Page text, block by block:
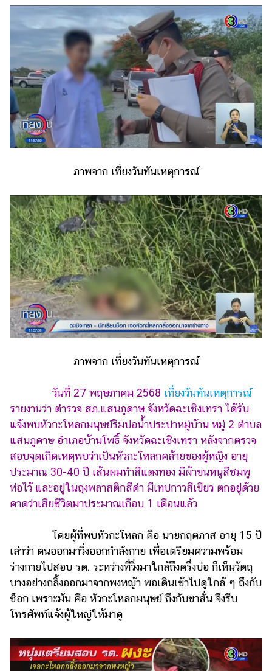
วง
ผู้
หญิง
ผู้ชาย
สุขภาพ
ท่อง
เที่ยว
สูตร
ช้อป
ปิ้ง
รถยนต์
บ้าน
และ
การ
ตกแต่ง
มือ
ราคา
น้ำมัน
วา
ไร
ตี้
และ
เด็ก
สัตว์
เลี้ยง
Infographic
บริการ
ภาพจาก เที่ยงวันทันเหตุการณ์
ภาพจาก เที่ยงวันทันเหตุการณ์
วันที่ 27 พฤษภาคม 2568 เที่ยงวันทันเหตุการณ์
รายงานว่า ตำรวจ สภ.แสนภูดาษ จังหวัดฉะเชิงเทรา ได้รับ
แจ้งพบหัวกะโหลกมนุษย์ริมบ่อน้ำประปาหมู่บ้าน หมู่ 2 ตำบล
แสนภูดาษ อำเภอบ้านโพธิ์ จังหวัดฉะเชิงเทรา หลังจากตรวจ
สอบจุดเกิดเหตุพบว่าเป็นหัวกะโหลกคล้ายของผู้หญิง อายุ
ประมาณ 30-40 ปี เส้นผมทำสีแดงทอง มีผ้าขนหนูสีชมพู
ห่อไว้ และอยู่ในถุงพลาสติกสีดำ มีเทปกาวสีเขียว ตกอยู่ด้วย
คาดว่าเสียชีวิตมาประมาณเกือบ 1 เดือนแล้ว
โดยผู้ที่พบหัวกะโหลก คือ นายกฤตภาส อายุ 15 ปี
เล่าว่า ตนออกมาวิ่งออกกำลังกาย เพื่อเตรียมความพร้อม
ร่างกายไปสอบ รด. ระหว่างที่วิ่งมาใกล้ถึงครึ่งบ่อ ก็เห็นวัตถุ
บางอย่างกลิ้งออกมาจากพงหญ้า พอเดินเข้าไปดูใกล้ ๆ ถึงกับ
ช็อก เพราะมัน คือ หัวกะโหลกมนุษย์ ถึงกับขาสั่น จึงรีบ
โทรศัพท์แจ้งผู้ใหญ่ให้มาดู